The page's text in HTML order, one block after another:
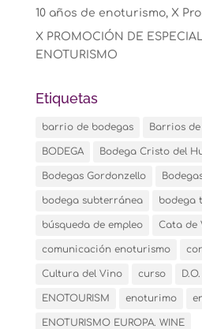
10 años de enoturismo, X
X PROMOCIÓN DE
ENOTURISMO
Etiquetas
barrio de bodegas Barrios
BODEGA Bodega Cristo del
Bodegas Gordonzello
bodega subterránea bodega
búsqueda de empleo Cata de
comunicación enoturismo
Cultura del Vino curso
ENOTOURISM enoturimo
ENOTURISMO EUROPA. WINE